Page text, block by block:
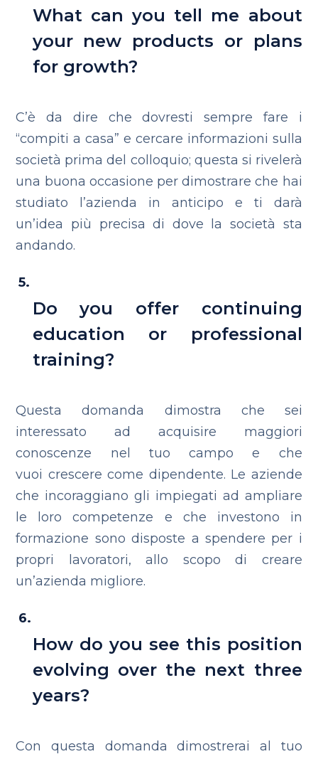
What can you tell me about
your new products or plans
for growth?
C’è da dire che dovresti sempre fare i
“compiti a casa” e cercare informazioni sulla
società prima del colloquio; questa si rivelerà
una buona occasione per dimostrare che hai
studiato l’azienda in anticipo e ti darà
un’idea più precisa di dove la società sta
andando.
Do you offer continuing
education or professional
training?
Questa domanda dimostra che sei
interessato ad acquisire maggiori
conoscenze nel tuo campo e che
vuoi crescere come dipendente. Le aziende
che incoraggiano gli impiegati ad ampliare
le loro competenze e che investono in
formazione sono disposte a spendere per i
propri lavoratori, allo scopo di creare
un’azienda migliore.
How do you see this position
evolving over the next three
years?
Con questa domanda dimostrerai al tuo